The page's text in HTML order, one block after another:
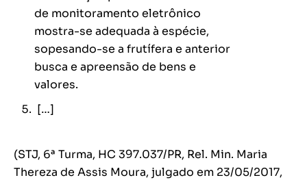
de monitoramento eletrônico
mostra-se adequada à espécie,
sopesando-se a frutífera e anterior
busca e apreensão de bens e
valores.
[…]
(STJ, 6ª Turma, HC 397.037/PR, Rel. Min. Maria
Thereza de Assis Moura, julgado em 23/05/2017,